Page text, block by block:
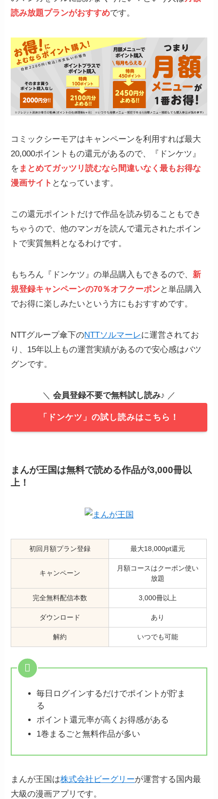
読み放題プランがおすすめです。
コミックシーモアはキャンペーンを利用すれば最大
20,000ポイントもの還元があるので、『ドンケツ』
を まとめてガッツリ読むなら間違いなく最もお得な
漫画サイト となっています。
この還元ポイントだけで作品を読み切ることもでき
ちゃうので、他のマンガを読んで還元されたポイン
トで実質無料となるわけです。
もちろん『ドンケツ』の単品購入もできるので、新
規登録キャンペーンの70％オフクーポンと単品購入
でお得に楽しみたいという方にもおすすめです。
NTTグループ傘下のNTTソルマーレに運営されてお
り、15年以上もの運営実績があるので安心感はバツ
グンです。
＼ 会員登録不要で無料試し読み♪ ／
「ドンケツ」の試し読みはこちら！
まんが王国は無料で読める作品が3,000冊以
上！
初回月額プラン登録 最大18,000pt還元
キャンペーン
月額コースはクーポン使い
放題
完全無料配信本数 3,000冊以上
ダウンロード あり
解約 いつでも可能
毎日ログインするだけでポイントが貯ま
る
ポイント還元率が高くお得感がある
1巻まるごと無料作品が多い
まんが王国は株式会社ビーグリーが運営する国内最
大級の漫画アプリです。